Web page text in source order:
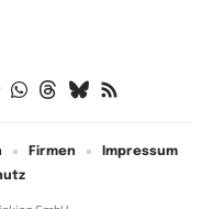
Firmen
Impressum